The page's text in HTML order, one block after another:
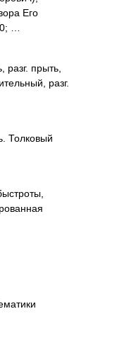
Его
…
прыть,
разг.
Толковый